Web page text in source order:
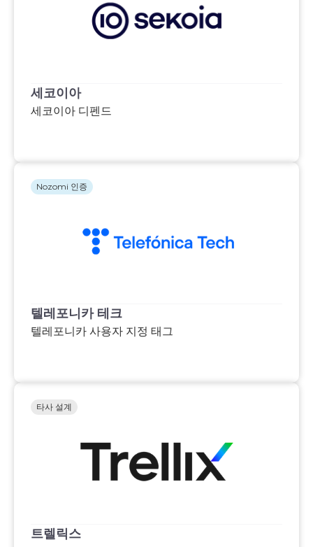
세코이아
세코이아 디펜드
텔레포니카 테크
텔레포니카 사용자 지정 태그
Nozomi 인증
트렐릭스
타사 설계